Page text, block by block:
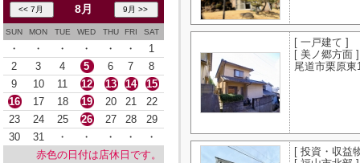
[ 一戸建て ]
[ 美ノ郷方面 ]
尾道市栗原東
[ 投資・収益
8月
SUN MON TUE WED THU FRI SAT
・ ・ ・ ・ ・ ・
1
2
3 4 5 6 7
8
9
10 11 12 13 14
15
16
17 18 19 20 21
22
23
24 25 26 27 28
29
30
31 ・ ・ ・ ・
・
赤色の日付は店休日です。